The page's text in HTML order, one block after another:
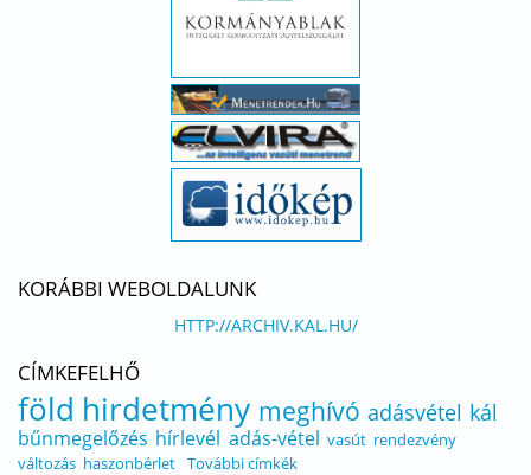
KORÁBBI WEBOLDALUNK
HTTP://ARCHIV.KAL.HU/
CÍMKEFELHŐ
föld hirdetmény meghívó adásvétel kál
bűnmegelőzés hírlevél adás-vétel vasút rendezvény
változás haszonbérlet További címkék